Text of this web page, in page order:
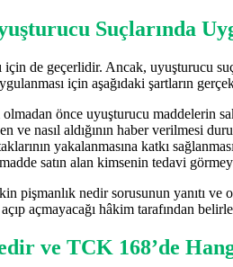
Suçlarında
de geçerlidir. Ancak, uyuşturucu
için aşağıdaki şartların
olmadan önce uyuşturucu maddelerin
ve nasıl aldığının haber verilmesi
yakalanmasına katkı
satın alan kimsenin tedavi
pişmanlık nedir sorusunun yanıtı ve
açmayacağı hâkim tarafından
ve TCK 168’de